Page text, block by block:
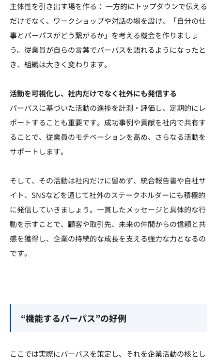
主体性を引き出す場を作る： 一方的にトップダウンで伝える
だけでなく、ワークショップや対話の場を設け、「自分の仕
事とパーパスがどう繋がるか」を考える機会を作りましょ
う。従業員が自らの言葉でパーパスを語れるようになったと
き、組織は大きく変わります。
活動を可視化し、社内だけでなく社外にも発信する
パーパスに基づいた活動の進捗を計測・評価し、定期的にレ
ポートすることも重要です。成功事例や貢献を社内で共有す
ることで、従業員のモチベーションを高め、さらなる活動を
サポートします。
そして、その活動は社内だけに留めず、統合報告書や自社サ
イト、SNSなどを通じて社外のステークホルダーにも積極的
に発信していきましょう。一貫したメッセージと具体的な行
動を示すことで、顧客や取引先、未来の仲間からの信頼と共
感を獲得し、企業の持続的な成長を支える強力な力となるの
です。
“機能するパーパス”の好例
ここでは実際にパーパスを策定し、それを企業活動の核とし